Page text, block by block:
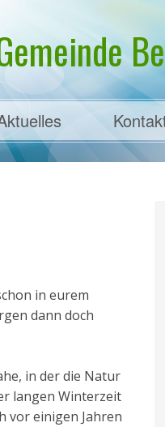
in eurem
dann doch
in der die Natur
langen Winterzeit
vor einigen Jahren